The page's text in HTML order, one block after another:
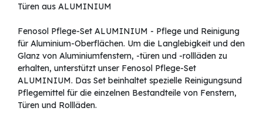
Türen aus ALUMINIUM
Fenosol Pflege-Set ALUMINIUM - Pflege und Reinigung
für Aluminium-Oberflächen. Um die Langlebigkeit und den
Glanz von Aluminiumfenstern, -türen und -rollläden zu
erhalten, unterstützt unser Fenosol Pflege-Set
ALUMINIUM. Das Set beinhaltet spezielle Reinigungsund
Pflegemittel für die einzelnen Bestandteile von Fenstern,
Türen und Rollläden.